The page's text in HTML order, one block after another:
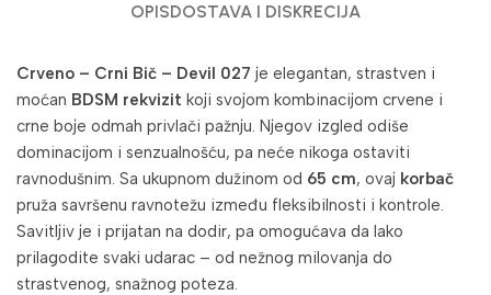
OPISDOSTAVA I DISKRECIJA
Crveno – Crni Bič – Devil 027 je elegantan, strastven i
moćan BDSM rekvizit koji svojom kombinacijom crvene i
crne boje odmah privlači pažnju. Njegov izgled odiše
dominacijom i senzualnošću, pa neće nikoga ostaviti
ravnodušnim. Sa ukupnom dužinom od 65 cm, ovaj korbač
pruža savršenu ravnotežu između fleksibilnosti i kontrole.
Savitljiv je i prijatan na dodir, pa omogućava da lako
prilagodite svaki udarac – od nežnog milovanja do
strastvenog, snažnog poteza.